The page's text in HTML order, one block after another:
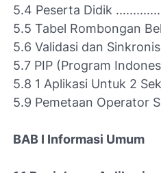
5.4 Peserta Didik
5.5 Tabel Rombongan
5.6 Validasi dan
5.7 PIP (Program
5.8 1 Aplikasi Untuk 2
5.9 Pemetaan Operator
BAB I Informasi Umum